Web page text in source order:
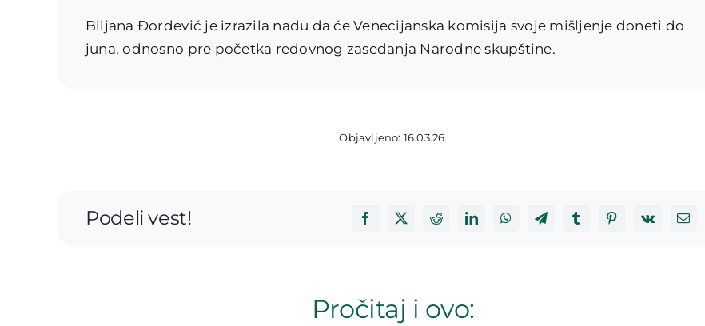
Biljana Đorđević je izrazila nadu da će Venecijanska komisija svoje mišljenje doneti do
juna, odnosno pre početka redovnog zasedanja Narodne skupštine.
Objavljeno: 16.03.26.
Podeli vest!
Pročitaj i ovo: